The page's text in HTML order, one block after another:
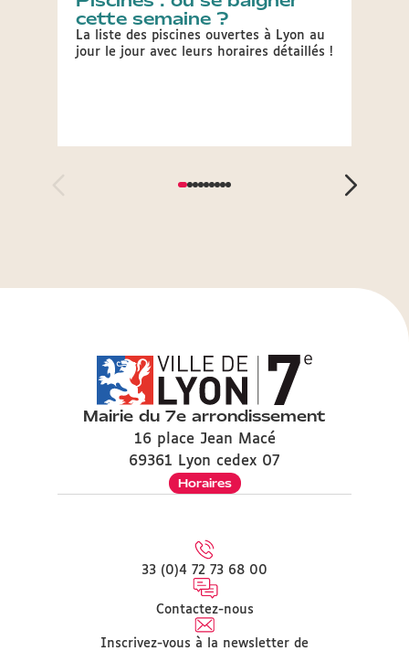
cette semaine ?
La liste des piscines ouvertes à Lyon au
jour le jour avec leurs horaires détaillés !
Mairie du 7e arrondissement
16 place Jean Macé
69361 Lyon cedex 07
Horaires
33 (0)4 72 73 68 00
Contactez-nous
Inscrivez-vous à la newsletter de